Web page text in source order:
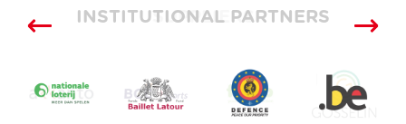
SUPPLIERS
INSTITUTIONAL PARTNERS